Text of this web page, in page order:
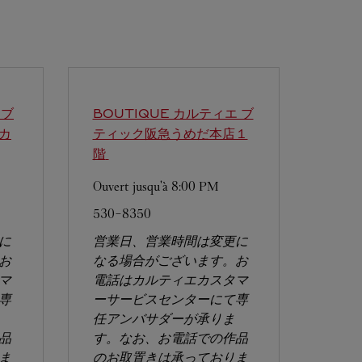
BOUTIQUE カルティエ ブ
ティック阪急うめだ本店１
階
Ouvert jusqu'à 8:00 PM
530-8350
営業日、営業時間は変更に
なる場合がございます。お
電話はカルティエカスタマ
ーサービスセンターにて専
任アンバサダーが承りま
す。なお、お電話での作品
のお取置きは承っておりま